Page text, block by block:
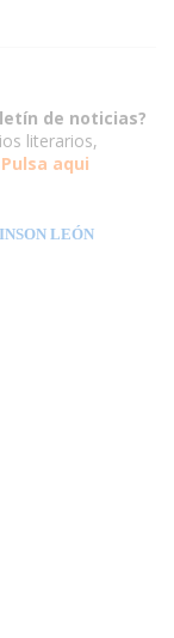
de noticias?
literarios,
Pulsa aqui
LEÓN